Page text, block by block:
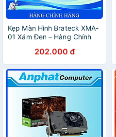
Kẹp Màn Hình Brateck XMA-
01 Xám Đen – Hàng Chính
202.000 đ